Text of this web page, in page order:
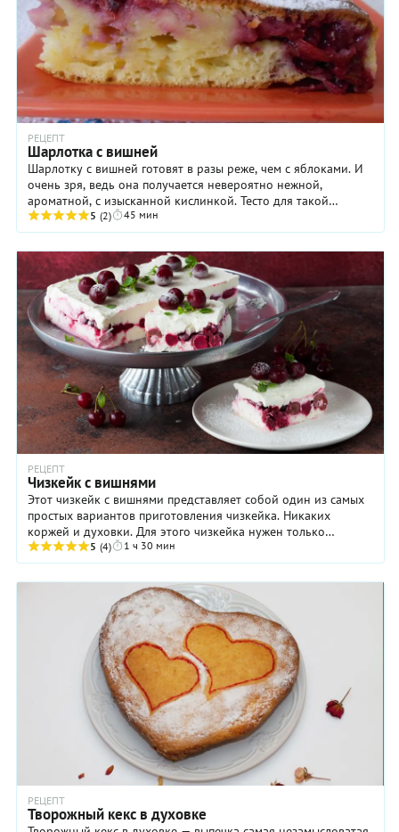
РЕЦЕПТ
Шарлотка с вишней
Шарлотку с вишней готовят в разы реже, чем с яблоками. И
очень зря, ведь она получается невероятно нежной,
ароматной, с изысканной кислинкой. Тесто для такой
шарлотки — очень простое: к традиционным ...
5 (2) 45 мин
РЕЦЕПТ
Чизкейк с вишнями
Этот чизкейк с вишнями представляет собой один из самых
простых вариантов приготовления чизкейка. Никаких
коржей и духовки. Для этого чизкейка нужен только
холодильник, качественные продукты и крупная ...
5 (4) 1 ч 30 мин
РЕЦЕПТ
Творожный кекс в духовке